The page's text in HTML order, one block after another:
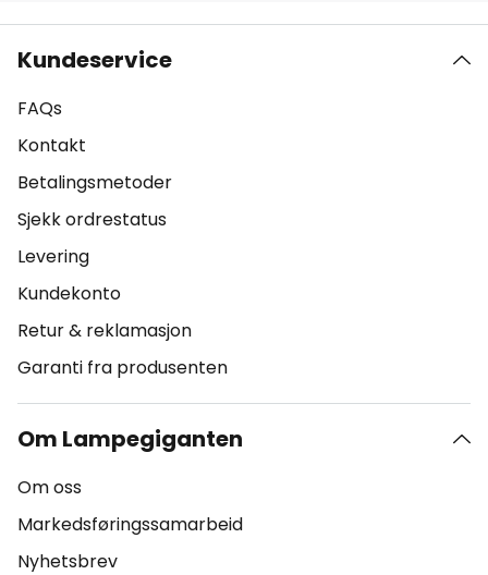
Kundeservice
FAQs
Kontakt
Betalingsmetoder
Sjekk ordrestatus
Levering
Kundekonto
Retur & reklamasjon
Garanti fra produsenten
Om Lampegiganten
Om oss
Markedsføringssamarbeid
Nyhetsbrev